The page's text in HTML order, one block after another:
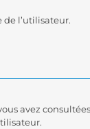
l’utilisateur.
avez